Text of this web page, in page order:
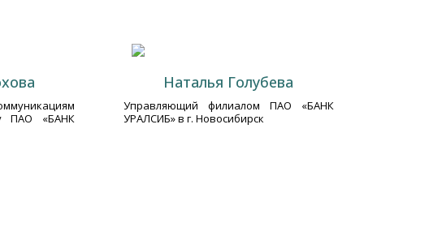
ПАО «БАНК
Наталья Голубева
Управляющий филиалом ПАО «БАНК
УРАЛСИБ» в г. Новосибирск